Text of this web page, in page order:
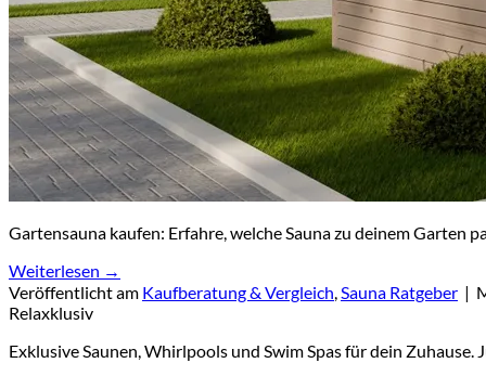
Gartensauna kaufen: Erfahre, welche Sauna zu deinem
Weiterlesen →
Veröffentlicht am Kaufberatung & Vergleich Sauna Ratgeber |
Relaxklusiv
Exklusive Saunen, Whirlpools und Swim Spas für dein